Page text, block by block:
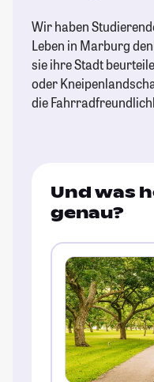
Wir haben
Leben in Marburg
sie ihre Stadt
oder
die
Und was
genau?